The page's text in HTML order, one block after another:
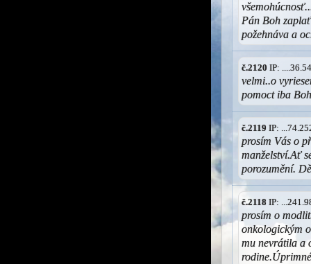
Pán Boh
požehnáva a
č.2120 IP:
velmi..o
pomoct iba
č.2119 IP:
prosím Vás o
manželství.Ať
porozumění.
č.2118 IP:
prosím o
onkologickým
mu nevrátila a